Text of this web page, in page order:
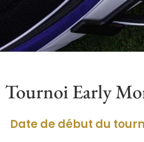
Tournoi Early
Date de début du